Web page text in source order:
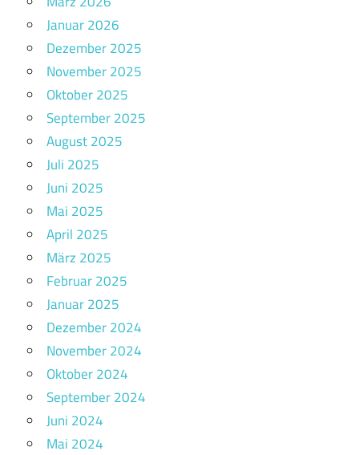
Januar 2026
Dezember 2025
November 2025
Oktober 2025
September 2025
August 2025
Juli 2025
Juni 2025
Mai 2025
April 2025
März 2025
Februar 2025
Januar 2025
Dezember 2024
November 2024
Oktober 2024
September 2024
Juni 2024
Mai 2024